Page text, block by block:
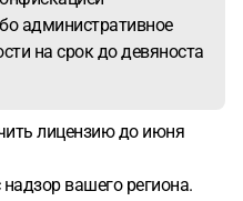
административное
на срок до девяноста
лицензию до июня
вашего региона.